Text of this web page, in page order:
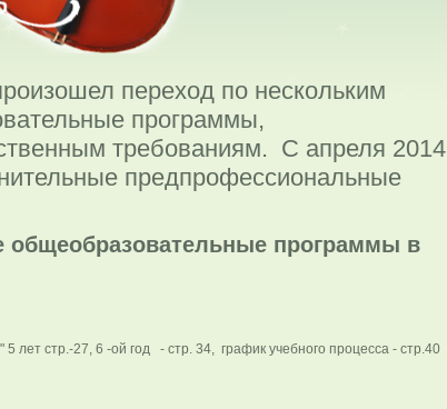
переход по нескольким
программы,
требованиям. С апреля 2014
предпрофессиональные
программы в
лет стр.-27, 6 -ой год - стр. 34, график учебного процесса - стр.40